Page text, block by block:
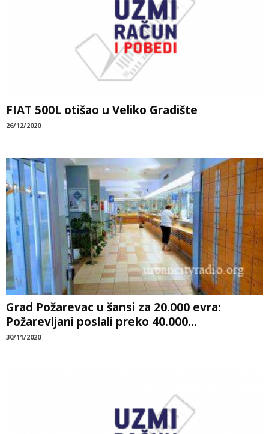
FIAT 500L otišao u Veliko Gradište
26/12/2020
Grad Požarevac u šansi za 20.000 evra:
Požarevljani poslali preko 40.000...
30/11/2020